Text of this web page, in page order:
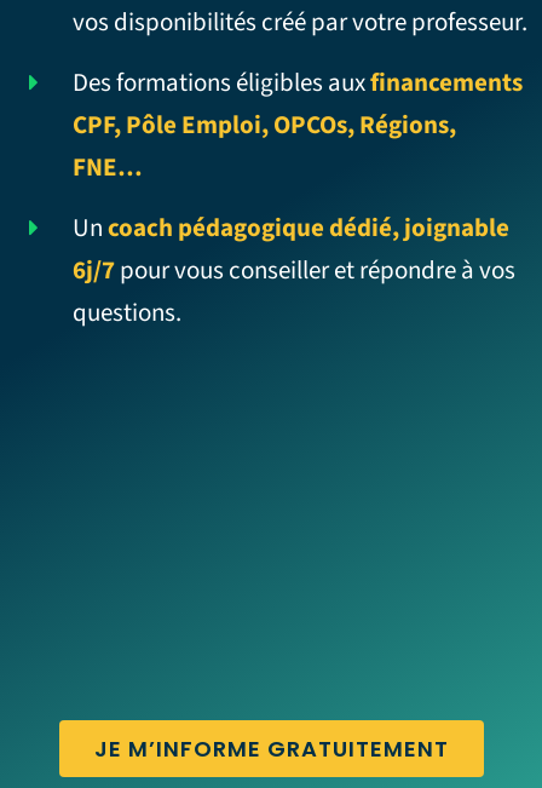
vos disponibilités créé par votre professeur.
Des formations éligibles auxfinancements
CPF, Pôle Emploi, OPCOs, Régions,
FNE…
Uncoach pédagogique dédié, joignable
6j/7pour vous conseiller et répondre à vos
questions.
JE M’INFORME GRATUITEMENT